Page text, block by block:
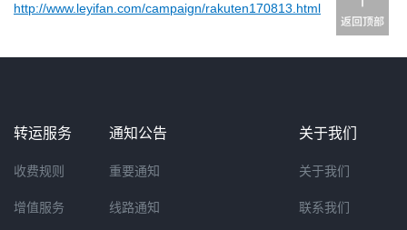
http://www.leyifan.com/campaign/rakuten170813.html
转运服务
收费规则
增值服务
通知公告
重要通知
线路通知
关于我们
关于我们
联系我们